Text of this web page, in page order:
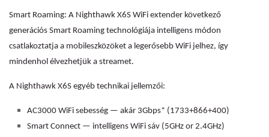
Smart Roaming: A Nighthawk X6S WiFi extender következő
generációs Smart Roaming technológiája intelligens módon
csatlakoztatja a mobileszközöket a legerősebb WiFi jelhez, így
mindenhol élvezhetjük a streamet.
A Nighthawk X6S egyéb technikai jellemzői:
AC3000 WiFi sebesség — akár 3Gbps* (1733+866+400)
Smart Connect — intelligens WiFi sáv (5GHz or 2.4GHz)